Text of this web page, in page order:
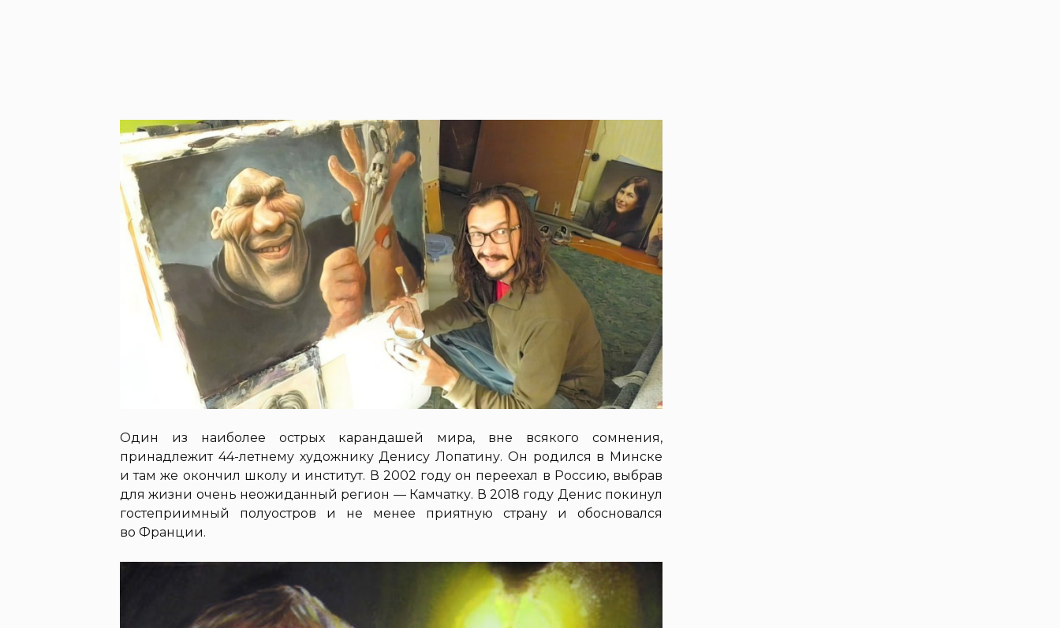
Один из наиболее острых карандашей мира, вне всякого сомнения,
принадлежит 44-летнему художнику Денису Лопатину. Он родился в Минске
и там же окончил школу и институт. В 2002 году он переехал в Россию, выбрав
для жизни очень неожиданный регион — Камчатку. В 2018 году Денис покинул
гостеприимный полуостров и не менее приятную страну и обосновался
во Франции.